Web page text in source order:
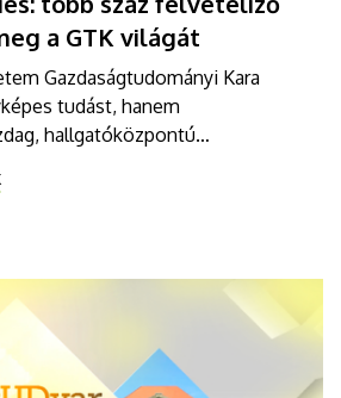
a GTK világát
Gazdaságtudományi Kara
tudást, hanem
hallgatóközpontú
alkalommal rendezte meg